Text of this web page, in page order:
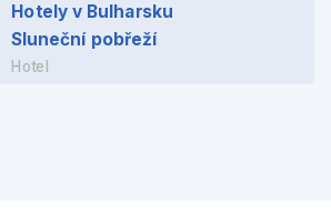
Hotely v Bulharsku
Sluneční pobřeží
Hotel